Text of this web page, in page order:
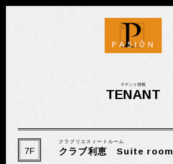
テナント情報
TENANT
7F
クラブリエスィートルーム
クラブ利恵 Suite room